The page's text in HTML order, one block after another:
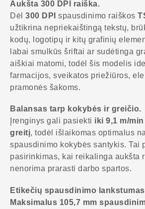
Aukšta 300 DPI raiška.
Dėl 300 DPI spausdinimo raiškos
užtikrina nepriekaištingą tekstų,
kodų, logotipų ir kitų grafinių
labai smulkūs šriftai ar sudėtinga
aiškiai matomi, todėl šis modelis
farmacijos, sveikatos priežiūros,
pramonės šakoms.
Balansas tarp kokybės ir greičio.
Įrenginys gali pasiekti iki 9,1 m/
greitį, todėl išlaikomas optimalus
spausdinimo kokybės santykis. Tai
pasirinkimas, kai reikalinga aukšta
nenorima prarasti darbo spartos.
Etikečių spausdinimo
Maksimalus 105,7 mm